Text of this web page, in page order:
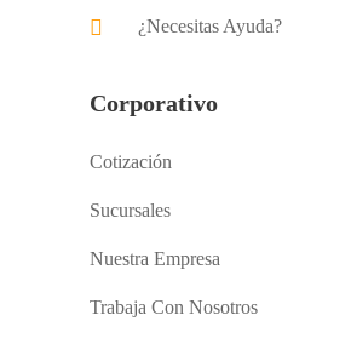
¿Necesitas Ayuda?
Corporativo
Cotización
Sucursales
Nuestra Empresa
Trabaja Con Nosotros